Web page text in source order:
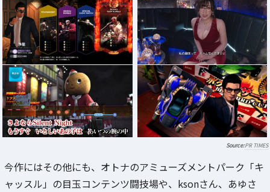
PR TIMES
今作にはその他にも、オトナのアミューズメントパーク「キ
ャッスル」の目玉コンテンツ闘技場や、ksonさん、あゆさ